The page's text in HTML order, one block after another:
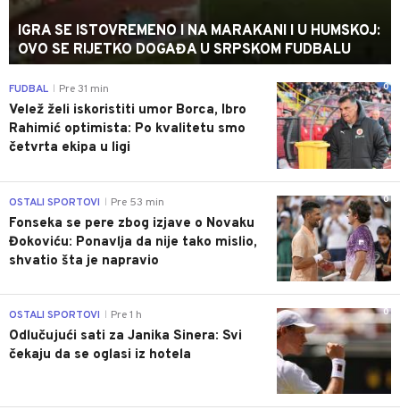
IGRA SE ISTOVREMENO I NA MARAKANI I U HUMSKOJ:
OVO SE RIJETKO DOGAĐA U SRPSKOM FUDBALU
0
FUDBAL Pre 31 min
Velež želi iskoristiti umor Borca, Ibro
Rahimić optimista: Po kvalitetu smo
četvrta ekipa u ligi
0
OSTALI SPORTOVI Pre 53 min
Fonseka se pere zbog izjave o Novaku
Đokoviću: Ponavlja da nije tako mislio,
shvatio šta je napravio
0
OSTALI SPORTOVI Pre 1 h
Odlučujući sati za Janika Sinera: Svi
čekaju da se oglasi iz hotela